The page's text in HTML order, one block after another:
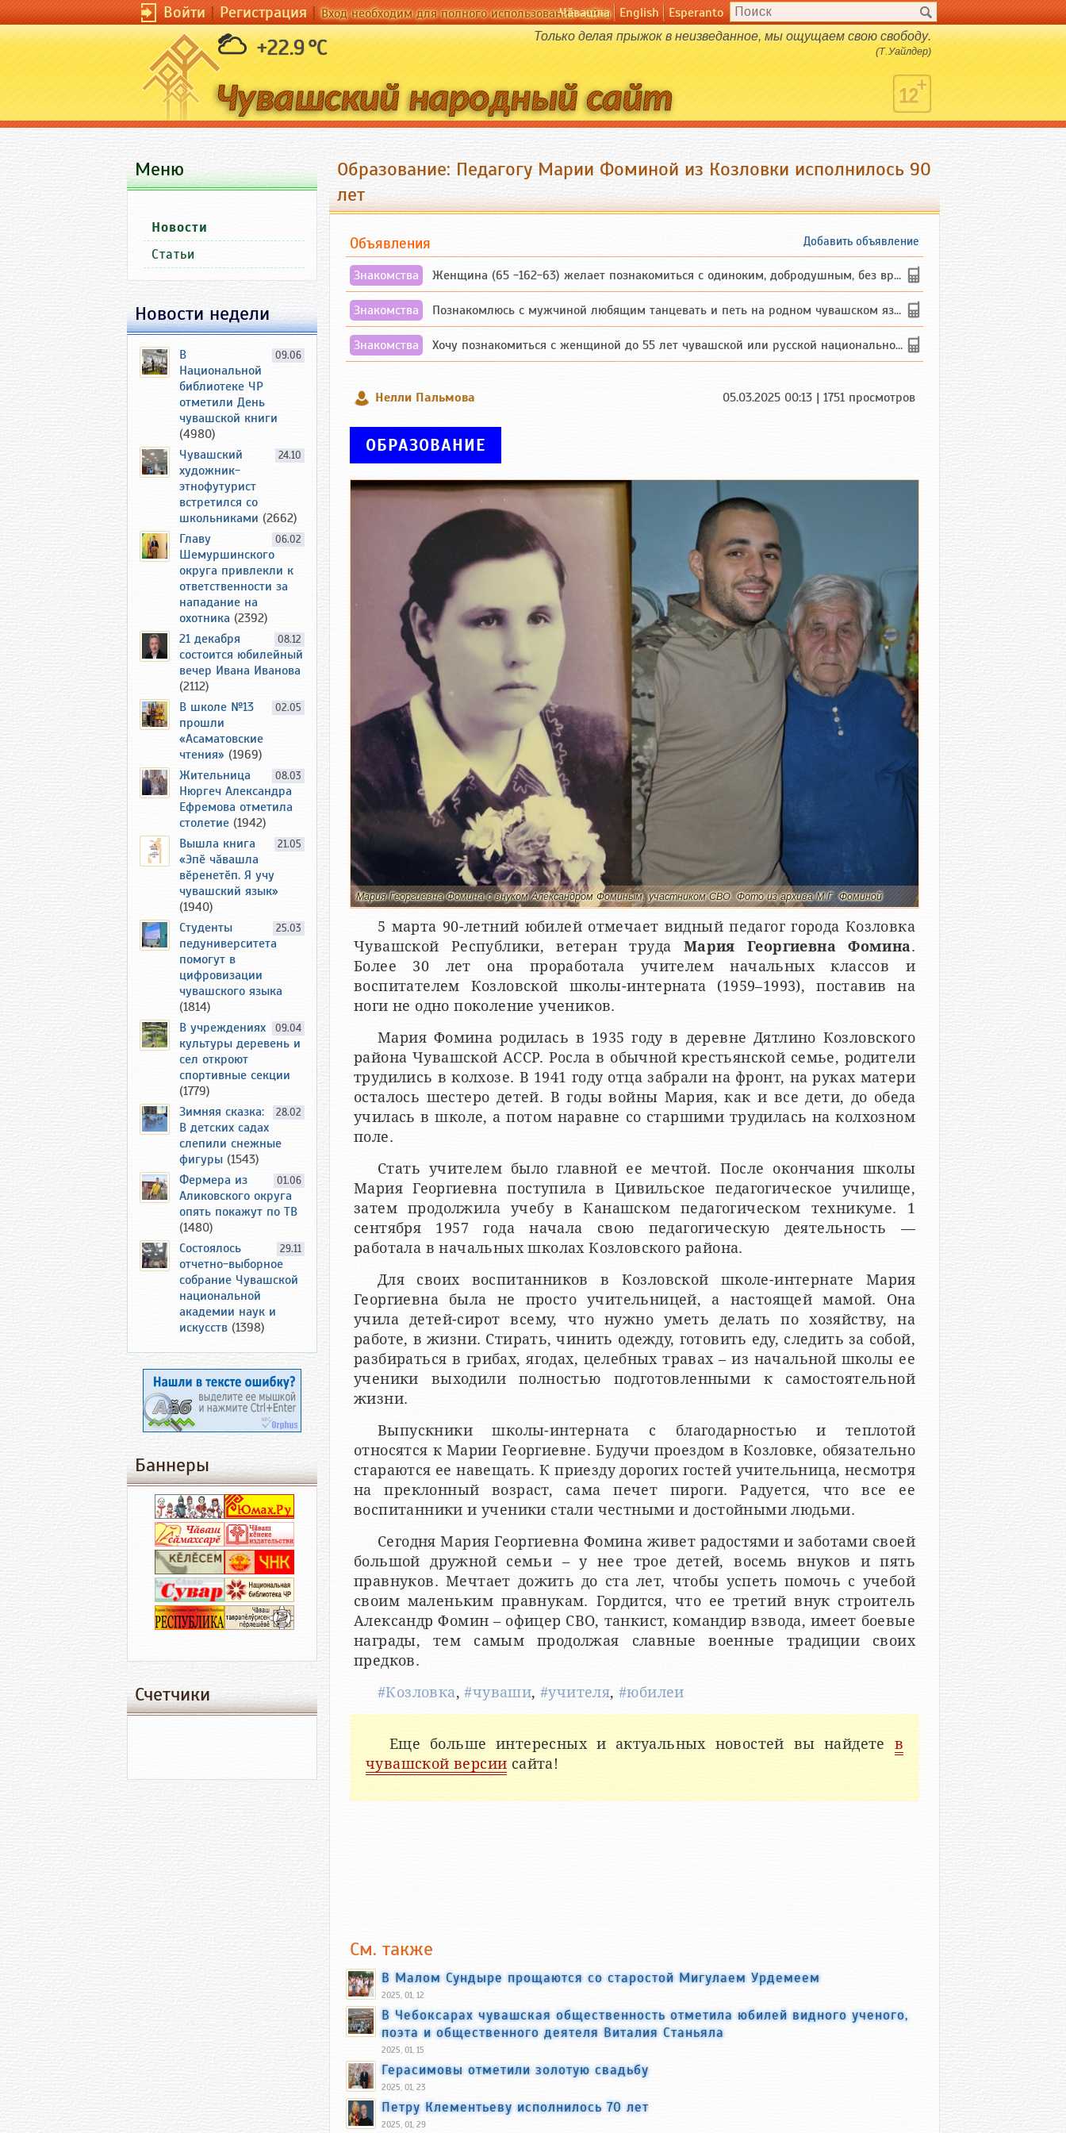
Войти|Регистрация|Вход необходим для полного использования сайта
Чӑвашла English Esperanto
+22.9 °C Только делая прыжок в неизведанное, мы ощущаем свою свободу.
(Т.Уайлдер)
Образование: Педагогу Марии Фоминой из Козловки исполнилось 90
лет
Добавить объявление
Объявления
Знакомства Женщина (65 -162-63) желает познакомиться с одиноким, добродушным, без вредных ...
Знакомства Познакомлюсь с мужчиной любящим танцевать и петь на родном чувашском языке
Знакомства Хочу познакомиться с женщиной до 55 лет чувашской или русской национальности дл...
Нелли Пальмова 05.03.2025 00:13 | 1751 просмотров
ОБРАЗОВАНИЕ
Мария Георгиевна Фомина с внуком Александром Фоминым, участником СВО. Фото из архива М.Г. Фоминой
5 марта 90-летний юбилей отмечает видный педагог города Козловка
Чувашской Республики, ветеран труда Мария Георгиевна Фомина.
Более 30 лет она проработала учителем начальных классов и
воспитателем Козловской школы-интерната (1959–1993), поставив на
ноги не одно поколение учеников.
Мария Фомина родилась в 1935 году в деревне Дятлино Козловского
района Чувашской АССР. Росла в обычной крестьянской семье, родители
трудились в колхозе. В 1941 году отца забрали на фронт, на руках матери
осталось шестеро детей. В годы войны Мария, как и все дети, до обеда
училась в школе, а потом наравне со старшими трудилась на колхозном
поле.
Стать учителем было главной ее мечтой. После окончания школы
Мария Георгиевна поступила в Цивильское педагогическое училище,
затем продолжила учебу в Канашском педагогическом техникуме. 1
сентября 1957 года начала свою педагогическую деятельность —
работала в начальных школах Козловского района.
Для своих воспитанников в Козловской школе-интернате Мария
Георгиевна была не просто учительницей, а настоящей мамой. Она
учила детей-сирот всему, что нужно уметь делать по хозяйству, на
работе, в жизни. Стирать, чинить одежду, готовить еду, следить за собой,
разбираться в грибах, ягодах, целебных травах – из начальной школы ее
ученики выходили полностью подготовленными к самостоятельной
жизни.
Выпускники школы-интерната с благодарностью и теплотой
относятся к Марии Георгиевне. Будучи проездом в Козловке, обязательно
стараются ее навещать. К приезду дорогих гостей учительница, несмотря
на преклонный возраст, сама печет пироги. Радуется, что все ее
воспитанники и ученики стали честными и достойными людьми.
Сегодня Мария Георгиевна Фомина живет радостями и заботами своей
большой дружной семьи – у нее трое детей, восемь внуков и пять
правнуков. Мечтает дожить до ста лет, чтобы успеть помочь с учебой
своим маленьким правнукам. Гордится, что ее третий внук строитель
Александр Фомин – офицер СВО, танкист, командир взвода, имеет боевые
награды, тем самым продолжая славные военные традиции своих
предков.
#Козловка,#чуваши,#учителя,#юбилеи
Еще больше интересных и актуальных новостей вы найдете в
чувашской версии сайта!
См. также
В Малом Сундыре прощаются со старостой Мигулаем Урдемеем
2025, 01, 12
В Чебоксарах чувашская общественность отметила юбилей видного ученого,
поэта и общественного деятеля Виталия Станьяла
2025, 01, 15
Герасимовы отметили золотую свадьбу
2025, 01, 23
Петру Клементьеву исполнилось 70 лет
2025, 01, 29
Меню
Новости
Статьи
Новости недели
09.06
В
Национальной
библиотеке ЧР
отметили День
чувашской книги
(4980)
24.10
Чувашский
художник-
этнофутурист
встретился со
школьниками (2662)
06.02
Главу
Шемуршинского
округа привлекли к
ответственности за
нападание на
охотника (2392)
08.12
21 декабря
состоится юбилейный
вечер Ивана Иванова
(2112)
02.05
В школе №13
прошли
«Асаматовские
чтения» (1969)
08.03
Жительница
Нюргеч Александра
Ефремова отметила
столетие (1942)
21.05
Вышла книга
«Эпӗ чӑвашла
вӗренетӗп. Я учу
чувашский язык»
(1940)
25.03
Студенты
педуниверситета
помогут в
цифровизации
чувашского языка
(1814)
09.04
В учреждениях
культуры деревень и
сел откроют
спортивные секции
(1779)
28.02
Зимняя сказка:
В детских садах
слепили снежные
фигуры (1543)
01.06
Фермера из
Аликовского округа
опять покажут по ТВ
(1480)
29.11
Состоялось
отчетно-выборное
собрание Чувашской
национальной
академии наук и
искусств (1398)
Баннеры
Счетчики